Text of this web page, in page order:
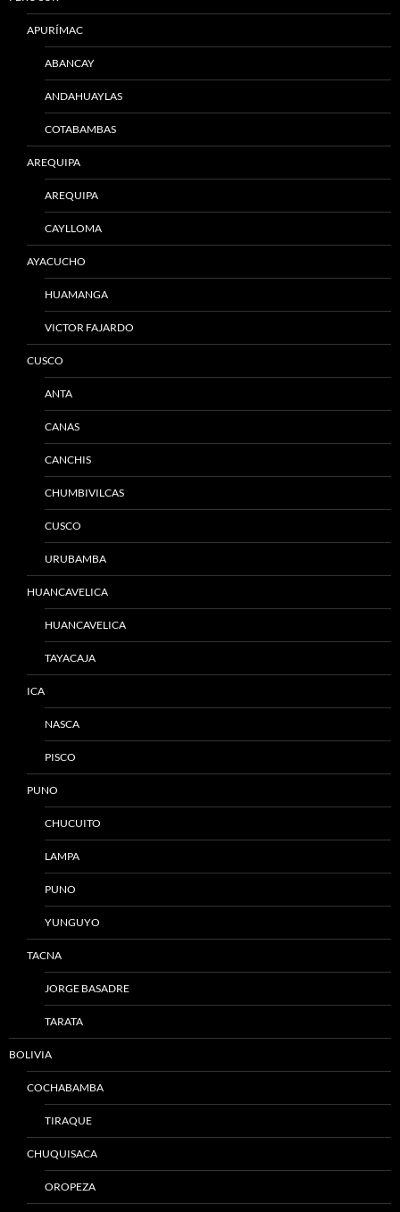
APURÍMAC
ABANCAY
ANDAHUAYLAS
COTABAMBAS
AREQUIPA
AREQUIPA
CAYLLOMA
AYACUCHO
HUAMANGA
VICTOR FAJARDO
CUSCO
ANTA
CANAS
CANCHIS
CHUMBIVILCAS
CUSCO
URUBAMBA
HUANCAVELICA
HUANCAVELICA
TAYACAJA
ICA
NASCA
PISCO
PUNO
CHUCUITO
LAMPA
PUNO
YUNGUYO
TACNA
JORGE BASADRE
TARATA
BOLIVIA
COCHABAMBA
TIRAQUE
CHUQUISACA
OROPEZA